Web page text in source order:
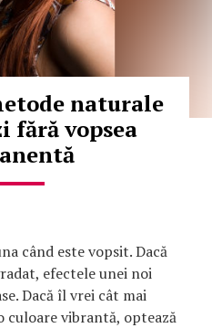
naturale
fără vopsea
când este vopsit. Dacă
efectele unei noi
Dacă îl vrei cât mai
culoare vibrantă, optează